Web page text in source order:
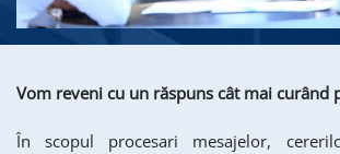
Vom reveni cu un răspuns cât mai curând
În scopul procesari mesajelor,